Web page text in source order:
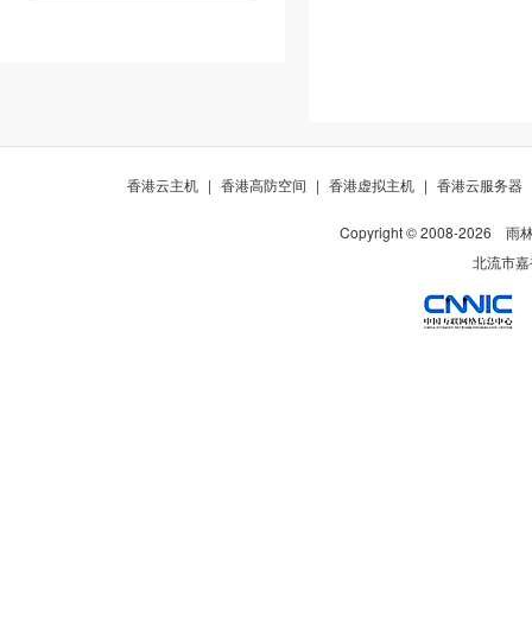
香港云主机 | 香港高防空间 | 香港虚拟主机 | 香港云服务器
Copyright © 2008-2026
雨
北流市